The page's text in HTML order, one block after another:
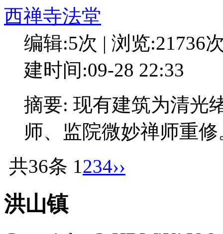
西禅寺法堂
编辑:5次 | 浏览:21736
建时间:09-28 22:33
摘要: 现有建筑为清光
师、监院微妙禅师重修
共36条 1234››
洪山镇